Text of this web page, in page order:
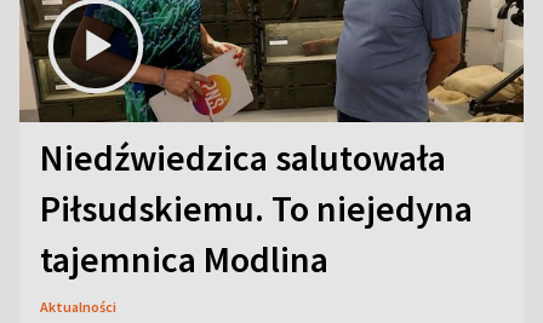
Niedźwiedzica salutowała
Piłsudskiemu. To niejedyna
tajemnica Modlina
Aktualności